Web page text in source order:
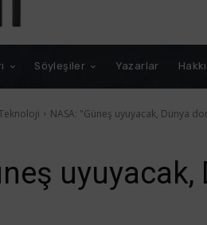
Söyleşiler Yazarlar
NASA: "Güneş uyuyacak, Dünya
uyuyacak,